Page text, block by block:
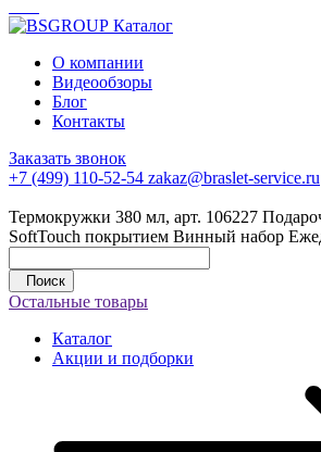
Каталог
О компании
Видеообзоры
Блог
Контакты
Заказать звонок
+7 (499) 110-52-54 zakaz@braslet-service.ru
Термокружки 380 мл, арт. 106227
SoftTouch покрытием Винный набор
Поиск
Остальные товары
Каталог
Акции и подборки